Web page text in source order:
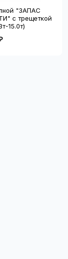
"ЗАПАС
с трещеткой
15.0т)